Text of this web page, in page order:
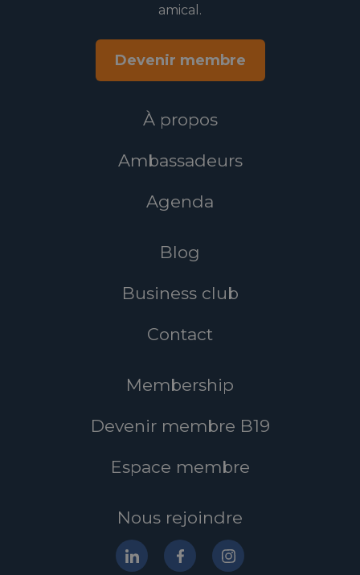
amical.
Devenir membre
À propos
Ambassadeurs
Agenda
Blog
Business club
Contact
Membership
Devenir membre B19
Espace membre
Nous rejoindre